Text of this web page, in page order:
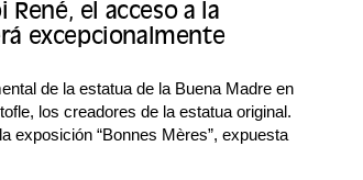
René, el acceso a la
excepcionalmente
de la estatua de la Buena Madre en
los creadores de la estatua original.
exposición “Bonnes Mères”, expuesta